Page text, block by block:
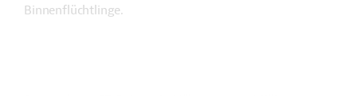
Binnenflüchtlinge.